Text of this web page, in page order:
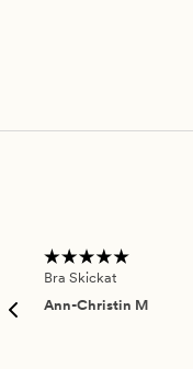
Bra Skickat
Ann-Christin M